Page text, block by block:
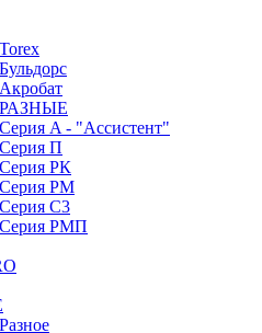
Torex
Бульдорс
Акробат
РАЗНЫЕ
Серия A - "Ассистент"
Серия П
Серия РК
Серия РМ
Серия С3
Серия РМП
Разное